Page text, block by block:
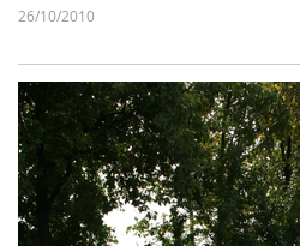
26/10/2010